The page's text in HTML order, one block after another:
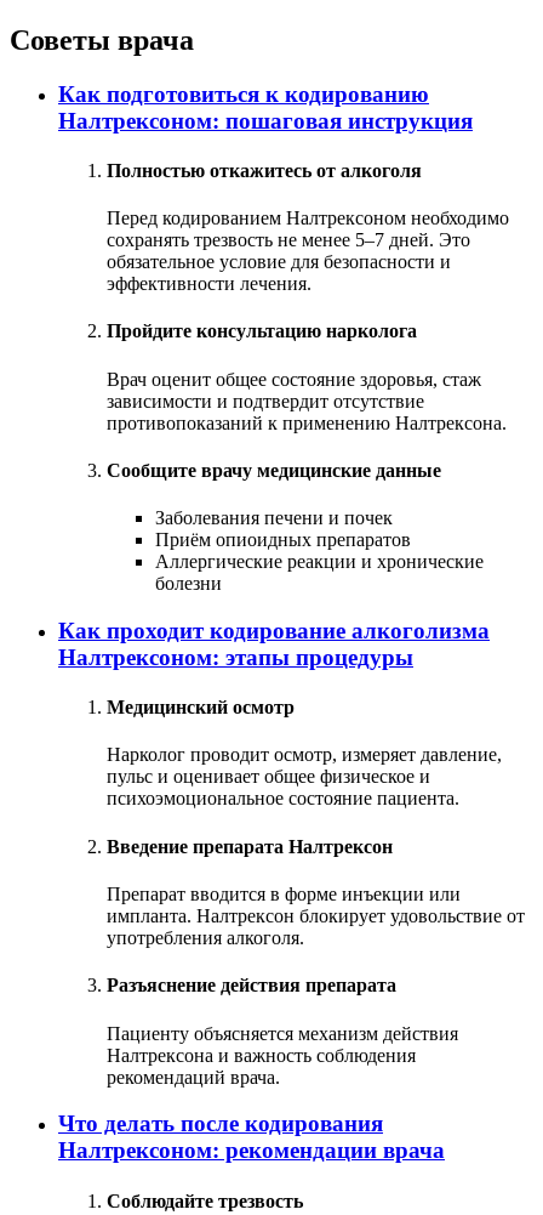
Советы врача
Как подготовиться к кодированию
Налтрексоном: пошаговая инструкция
Полностью откажитесь от алкоголя
Перед кодированием Налтрексоном необходимо
сохранять трезвость не менее 5–7 дней. Это
обязательное условие для безопасности и
эффективности лечения.
Пройдите консультацию нарколога
Врач оценит общее состояние здоровья, стаж
зависимости и подтвердит отсутствие
противопоказаний к применению Налтрексона.
Сообщите врачу медицинские данные
Заболевания печени и почек
Приём опиоидных препаратов
Аллергические реакции и хронические
болезни
Как проходит кодирование алкоголизма
Налтрексоном: этапы процедуры
Медицинский осмотр
Нарколог проводит осмотр, измеряет давление,
пульс и оценивает общее физическое и
психоэмоциональное состояние пациента.
Введение препарата Налтрексон
Препарат вводится в форме инъекции или
импланта. Налтрексон блокирует удовольствие от
употребления алкоголя.
Разъяснение действия препарата
Пациенту объясняется механизм действия
Налтрексона и важность соблюдения
рекомендаций врача.
Что делать после кодирования
Налтрексоном: рекомендации врача
Соблюдайте трезвость